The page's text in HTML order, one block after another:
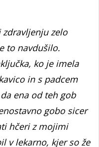
zdravljenju zelo
to navdušilo.
ko je imela
in s padcem
ena od teh gob
gobo sicer
hčeri z mojimi
v lekarno, kjer so že